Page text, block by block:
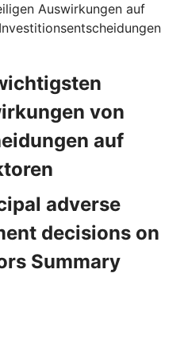
Auswirkungen auf
von
auf
adverse
decisions on
Summary